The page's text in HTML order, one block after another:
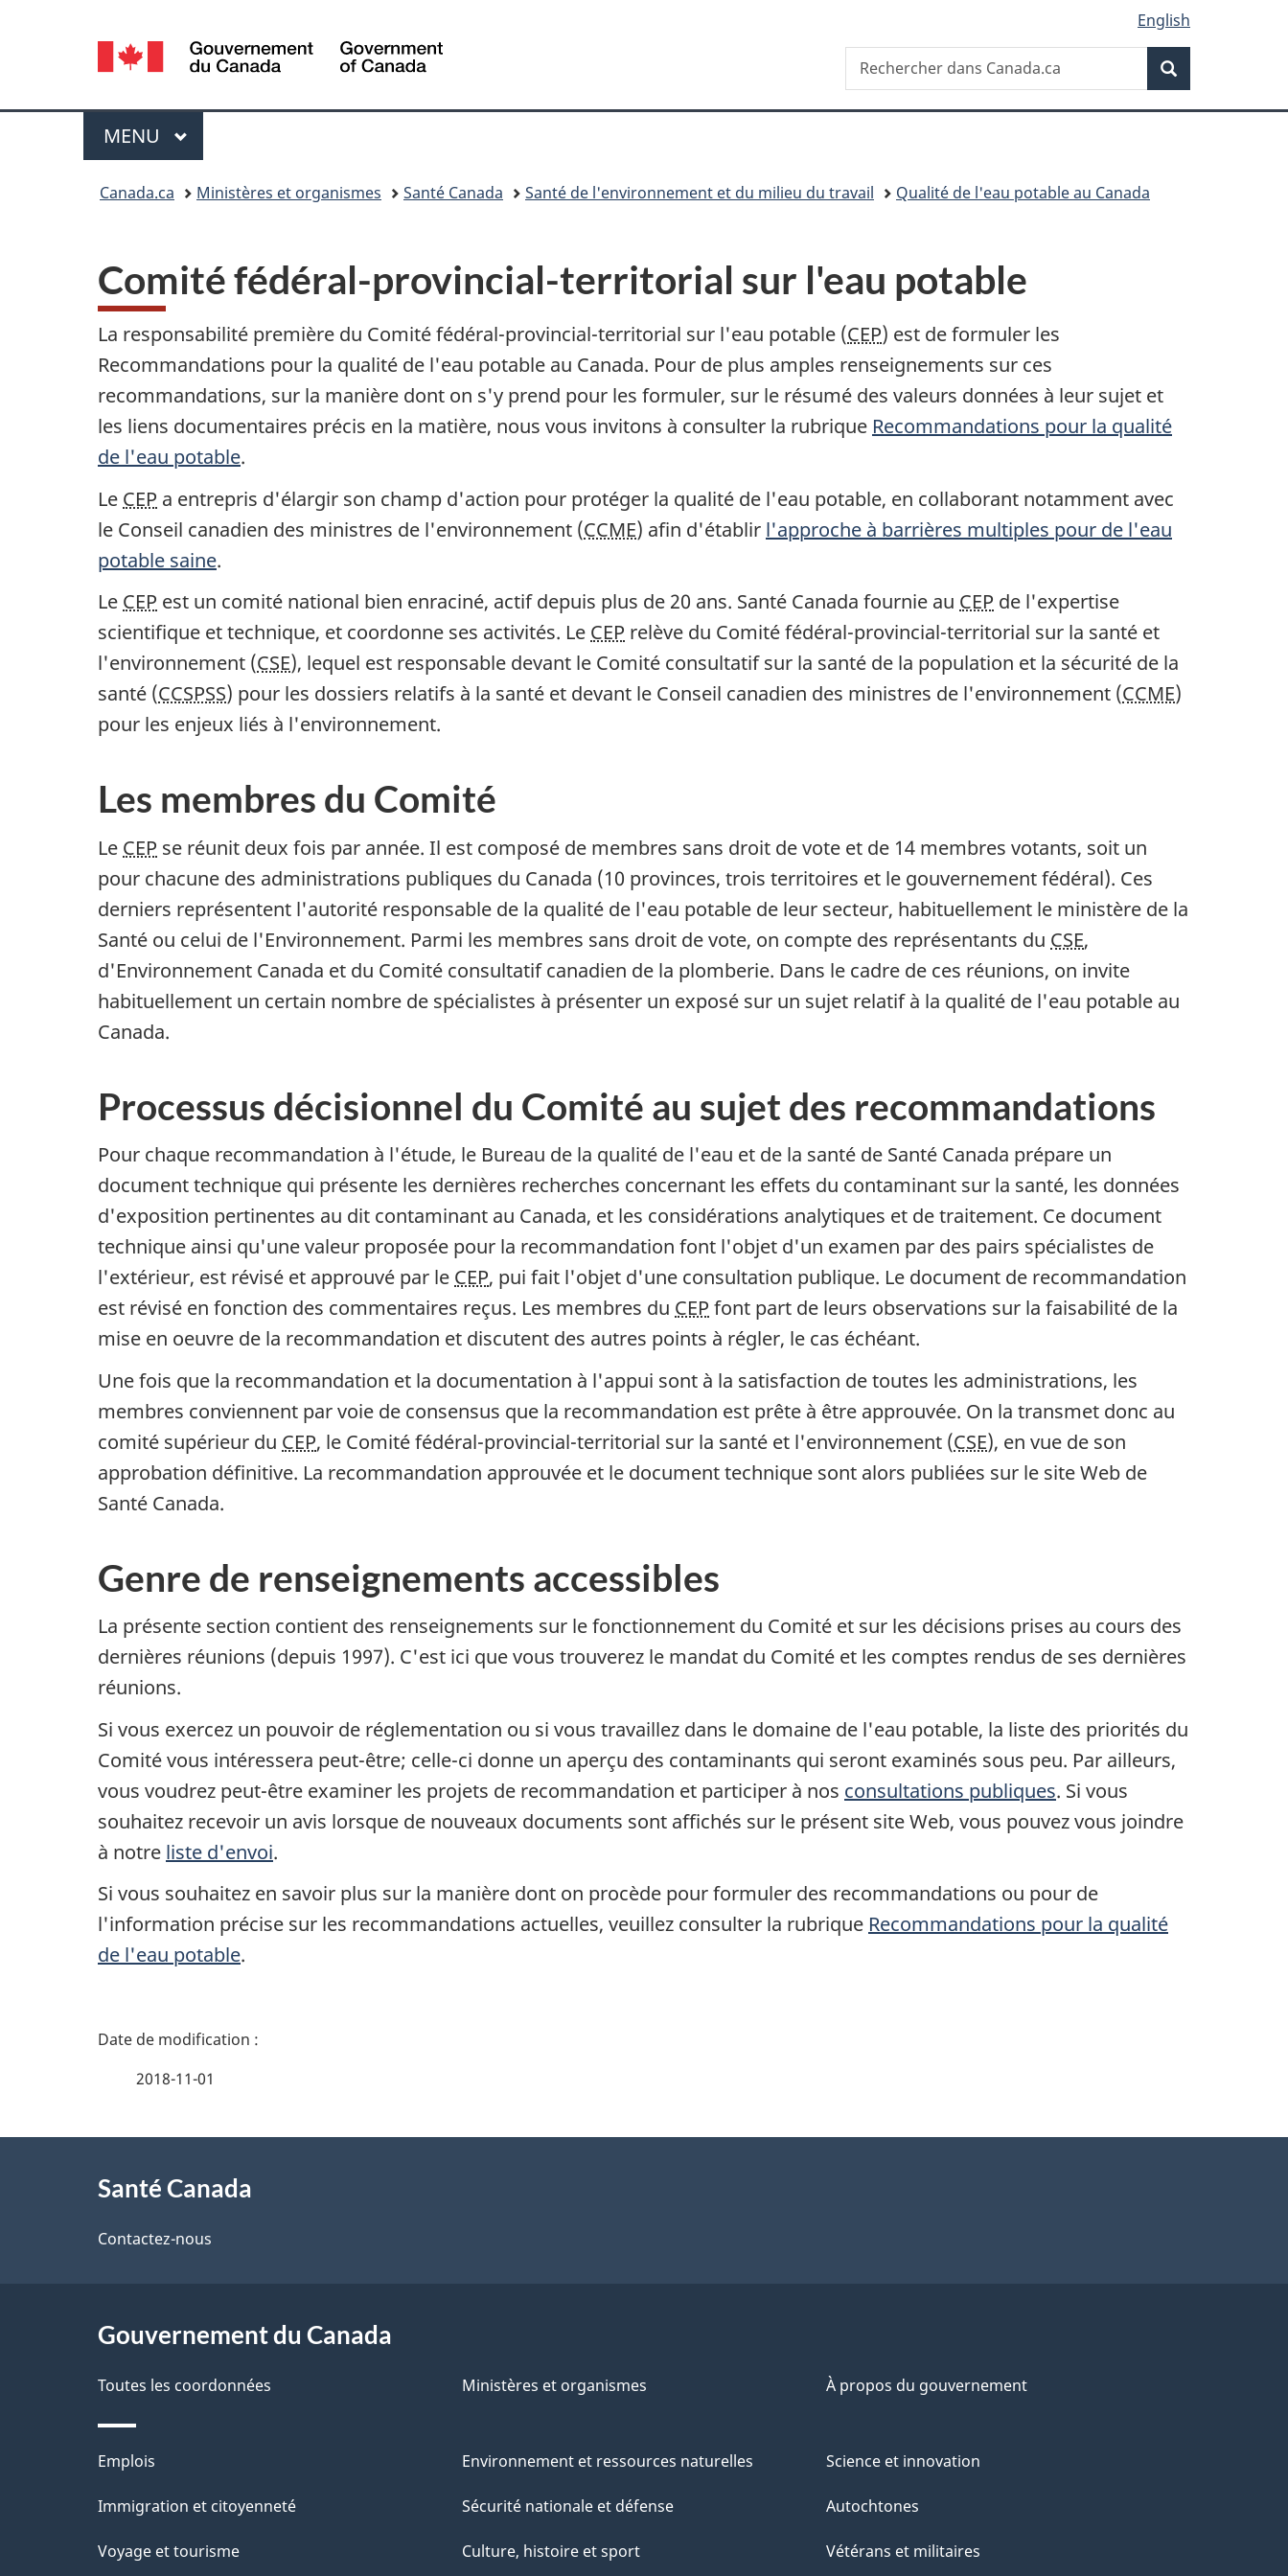
sujet
HTML
Sélection
de
la
langue
English
Canada
Recherche
Rechercher
dans
Menu
MENU PRINCIPAL
Canada.ca Ministères et organismes Santé Canada Santé de l'environnement et du milieu du travail Qualité de l'eau potable au Canada
Comité fédéral-provincial-territorial sur l'eau potable
La responsabilité première du Comité fédéral-provincial-territorial sur l'eau potable (CEP) est de formuler les
Recommandations pour la qualité de l'eau potable au Canada. Pour de plus amples renseignements sur ces
recommandations, sur la manière dont on s'y prend pour les formuler, sur le résumé des valeurs données à leur sujet et
les liens documentaires précis en la matière, nous vous invitons à consulter la rubrique Recommandations pour la qualité
de l'eau potable.
Le CEP a entrepris d'élargir son champ d'action pour protéger la qualité de l'eau potable, en collaborant notamment avec
le Conseil canadien des ministres de l'environnement (CCME) afin d'établir l'approche à barrières multiples pour de l'eau
potable saine.
Le CEP est un comité national bien enraciné, actif depuis plus de 20 ans. Santé Canada fournie au CEP de l'expertise
scientifique et technique, et coordonne ses activités. Le CEP relève du Comité fédéral-provincial-territorial sur la santé et
l'environnement (CSE), lequel est responsable devant le Comité consultatif sur la santé de la population et la sécurité de la
santé (CCSPSS) pour les dossiers relatifs à la santé et devant le Conseil canadien des ministres de l'environnement (CCME)
pour les enjeux liés à l'environnement.
Les membres du Comité
Le CEP se réunit deux fois par année. Il est composé de membres sans droit de vote et de 14 membres votants, soit un
pour chacune des administrations publiques du Canada (10 provinces, trois territoires et le gouvernement fédéral). Ces
derniers représentent l'autorité responsable de la qualité de l'eau potable de leur secteur, habituellement le ministère de la
Santé ou celui de l'Environnement. Parmi les membres sans droit de vote, on compte des représentants du CSE,
d'Environnement Canada et du Comité consultatif canadien de la plomberie. Dans le cadre de ces réunions, on invite
habituellement un certain nombre de spécialistes à présenter un exposé sur un sujet relatif à la qualité de l'eau potable au
Canada.
Processus décisionnel du Comité au sujet des recommandations
Pour chaque recommandation à l'étude, le Bureau de la qualité de l'eau et de la santé de Santé Canada prépare un
document technique qui présente les dernières recherches concernant les effets du contaminant sur la santé, les données
d'exposition pertinentes au dit contaminant au Canada, et les considérations analytiques et de traitement. Ce document
technique ainsi qu'une valeur proposée pour la recommandation font l'objet d'un examen par des pairs spécialistes de
l'extérieur, est révisé et approuvé par le CEP, pui fait l'objet d'une consultation publique. Le document de recommandation
est révisé en fonction des commentaires reçus. Les membres du CEP font part de leurs observations sur la faisabilité de la
mise en oeuvre de la recommandation et discutent des autres points à régler, le cas échéant.
Une fois que la recommandation et la documentation à l'appui sont à la satisfaction de toutes les administrations, les
membres conviennent par voie de consensus que la recommandation est prête à être approuvée. On la transmet donc au
comité supérieur du CEP, le Comité fédéral-provincial-territorial sur la santé et l'environnement (CSE), en vue de son
approbation définitive. La recommandation approuvée et le document technique sont alors publiées sur le site Web de
Santé Canada.
Genre de renseignements accessibles
La présente section contient des renseignements sur le fonctionnement du Comité et sur les décisions prises au cours des
dernières réunions (depuis 1997). C'est ici que vous trouverez le mandat du Comité et les comptes rendus de ses dernières
réunions.
Si vous exercez un pouvoir de réglementation ou si vous travaillez dans le domaine de l'eau potable, la liste des priorités du
Comité vous intéressera peut-être; celle-ci donne un aperçu des contaminants qui seront examinés sous peu. Par ailleurs,
vous voudrez peut-être examiner les projets de recommandation et participer à nos consultations publiques. Si vous
souhaitez recevoir un avis lorsque de nouveaux documents sont affichés sur le présent site Web, vous pouvez vous joindre
à notre liste d'envoi.
Si vous souhaitez en savoir plus sur la manière dont on procède pour formuler des recommandations ou pour de
l'information précise sur les recommandations actuelles, veuillez consulter la rubrique Recommandations pour la qualité
de l'eau potable.
D
a
l
d
e
l
2018-11-01
proposSanté Canada
Contactez-nous
Gouvernement du Canada
Toutes les coordonnées Ministères et organismes À propos du gouvernement
Thèmes
et
Emplois
Immigration et citoyenneté
Voyage et tourisme
Environnement et ressources naturelles
Sécurité nationale et défense
Culture, histoire et sport
Science et innovation
Autochtones
Vétérans et militaires